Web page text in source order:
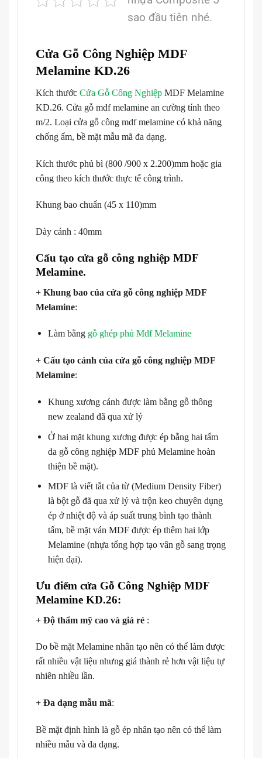
sao đầu tiên nhé.
Cửa Gỗ Công Nghiệp MDF
Melamine KD.26
Kích thước Cửa Gỗ Công Nghiệp MDF Melamine
KD.26. Cửa gỗ mdf melamine an cường tính theo
m/2. Loại cửa gỗ công mdf melamine có khả năng
chống ẩm, bề mặt mẫu mã đa dạng.
Kích thước phủ bì (800 /900 x 2.200)mm hoặc gia
công theo kích thước thực tế công trình.
Khung bao chuẩn (45 x 110)mm
Dày cánh : 40mm
Cấu tạo cửa gỗ công nghiệp MDF
Melamine.
+ Khung bao của cửa gỗ công nghiệp MDF
Melamine:
Làm bằng gỗ ghép phủ Mdf Melamine
+ Cấu tạo cánh của cửa gỗ công nghiệp MDF
Melamine:
Khung xương cánh được làm bằng gỗ thông
new zealand đã qua xử lý
Ở hai mặt khung xương được ép bằng hai tấm
da gỗ công nghiệp MDF phủ Melamine hoàn
thiện bề mặt).
MDF là viết tắt của từ (Medium Density Fiber)
là bột gỗ đã qua xử lý và trộn keo chuyên dụng
ép ở nhiệt độ và áp suất trung bình tạo thành
tấm, bề mặt ván MDF được ép thêm hai lớp
Melamine (nhựa tổng hợp tạo vân gỗ sang trọng
hiện đại).
Ưu điểm cửa Gỗ Công Nghiệp MDF
Melamine KD.26:
+ Độ thẩm mỹ cao và giá rẻ :
Do bề mặt Melamine nhân tạo nên có thể làm được
rất nhiều vật liệu nhưng giá thành rẻ hơn vật liệu tự
nhiên nhiều lần.
+ Đa dạng mẫu mã:
Bề mặt định hình là gỗ ép nhân tạo nên có thể làm
nhiều mẫu và đa dạng.